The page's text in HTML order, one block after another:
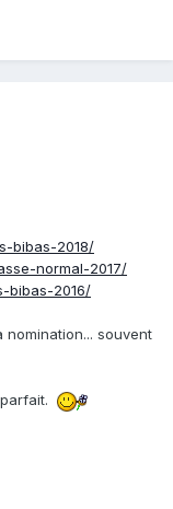
bibas-2018/
normal-2017/
bibas-2016/
souvent